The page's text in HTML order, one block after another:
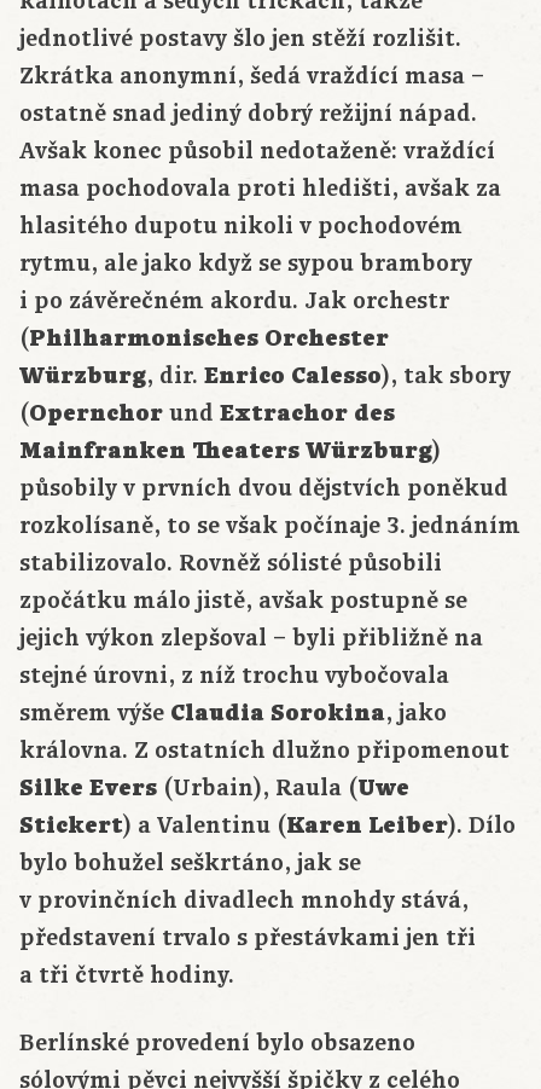
jednotlivé postavy šlo jen stěží rozlišit.
Zkrátka anonymní, šedá vraždící masa –
ostatně snad jediný dobrý režijní nápad.
Avšak konec působil nedotaženě: vraždící
masa pochodovala proti hledišti, avšak za
hlasitého dupotu nikoli v pochodovém
rytmu, ale jako když se sypou brambory
i po závěrečném akordu. Jak orchestr
(Philharmonisches Orchester
Würzburg, dir. Enrico Calesso), tak sbory
(Opernchorund Extrachor des
Mainfranken Theaters Würzburg)
působily v prvních dvou dějstvích poněkud
rozkolísaně, to se však počínaje 3. jednáním
stabilizovalo. Rovněž sólisté působili
zpočátku málo jistě, avšak postupně se
jejich výkon zlepšoval – byli přibližně na
stejné úrovni, z níž trochu vybočovala
směrem výše Claudia Sorokina, jako
královna. Z ostatních dlužno připomenout
Silke Evers (Urbain), Raula (Uwe
Stickert) a Valentinu (Karen Leiber). Dílo
bylo bohužel seškrtáno, jak se
v provinčních divadlech mnohdy stává,
představení trvalo s přestávkami jen tři
a tři čtvrtě hodiny.
Berlínské provedení bylo obsazeno
sólovými pěvci nejvyšší špičky z celého